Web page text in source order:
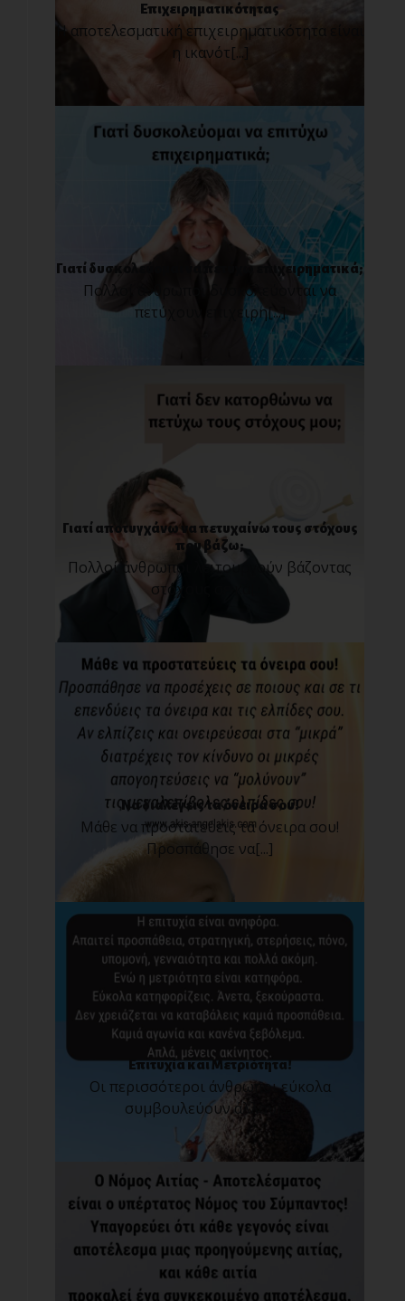
Επιχειρηματικότητας
Η αποτελεσματική επιχειρηματικότητα είναι
η ικανότ[...]
Γιατί δυσκολεύομαι να πετύχω επιχειρηματικά;
Πολλοί άνθρωποι δυσκολεύονται να
πετύχουν επιχειρη[...]
Γιατί αποτυγχάνω να πετυχαίνω τους στόχους
που βάζω;
Πολλοί άνθρωποι λειτουργούν βάζοντας
στόχους σε κά[...]
Να διαλέγεις τα όνειρα σου!
Μάθε να προστατεύεις τα όνειρα σου!
Προσπάθησε να[...]
Επιτυχία και Μετριότητα!
Οι περισσότεροι άνθρωποι εύκολα
συμβουλεύουν άλλου[...]